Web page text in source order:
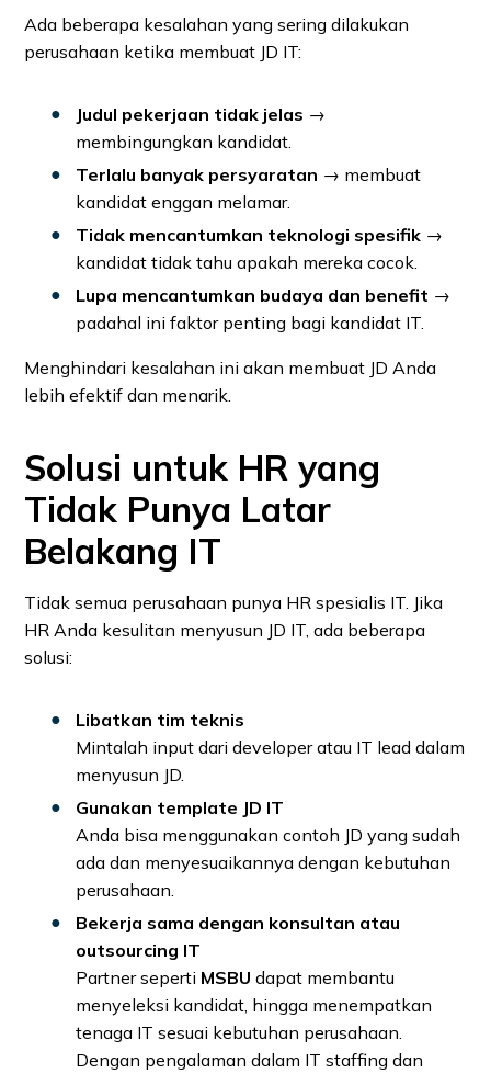
Ada beberapa kesalahan yang sering dilakukan
perusahaan ketika membuat JD IT:
Judul pekerjaan tidak jelas →
membingungkan kandidat.
Terlalu banyak persyaratan → membuat
kandidat enggan melamar.
Tidak mencantumkan teknologi spesifik →
kandidat tidak tahu apakah mereka cocok.
Lupa mencantumkan budaya dan benefit →
padahal ini faktor penting bagi kandidat IT.
Menghindari kesalahan ini akan membuat JD Anda
lebih efektif dan menarik.
Solusi untuk HR yang
Tidak Punya Latar
Belakang IT
Tidak semua perusahaan punya HR spesialis IT. Jika
HR Anda kesulitan menyusun JD IT, ada beberapa
solusi:
Libatkan tim teknis
Mintalah input dari developer atau IT lead dalam
menyusun JD.
Gunakan template JD IT
Anda bisa menggunakan contoh JD yang sudah
ada dan menyesuaikannya dengan kebutuhan
perusahaan.
Bekerja sama dengan konsultan atau
outsourcing IT
Partner seperti MSBU dapat membantu
menyeleksi kandidat, hingga menempatkan
tenaga IT sesuai kebutuhan perusahaan.
Dengan pengalaman dalam IT staffing dan